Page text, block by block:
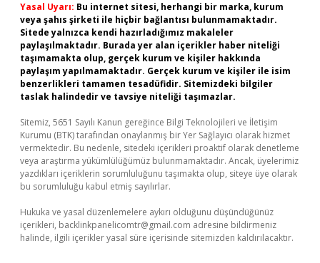
Yasal Uyarı: Bu internet sitesi, herhangi bir marka, kurum
veya şahıs şirketi ile hiçbir bağlantısı bulunmamaktadır.
Sitede yalnızca kendi hazırladığımız makaleler
paylaşılmaktadır. Burada yer alan içerikler haber niteliği
taşımamakta olup, gerçek kurum ve kişiler hakkında
paylaşım yapılmamaktadır. Gerçek kurum ve kişiler ile isim
benzerlikleri tamamen tesadüfidir. Sitemizdeki bilgiler
taslak halindedir ve tavsiye niteliği taşımazlar.
Sitemiz, 5651 Sayılı Kanun gereğince Bilgi Teknolojileri ve İletişim
Kurumu (BTK) tarafından onaylanmış bir Yer Sağlayıcı olarak hizmet
vermektedir. Bu nedenle, sitedeki içerikleri proaktif olarak denetleme
veya araştırma yükümlülüğümüz bulunmamaktadır. Ancak, üyelerimiz
yazdıkları içeriklerin sorumluluğunu taşımakta olup, siteye üye olarak
bu sorumluluğu kabul etmiş sayılırlar.
Hukuka ve yasal düzenlemelere aykırı olduğunu düşündüğünüz
içerikleri, backlinkpanelicomtr@gmail.com adresine bildirmeniz
halinde, ilgili içerikler yasal süre içerisinde sitemizden kaldırılacaktır.